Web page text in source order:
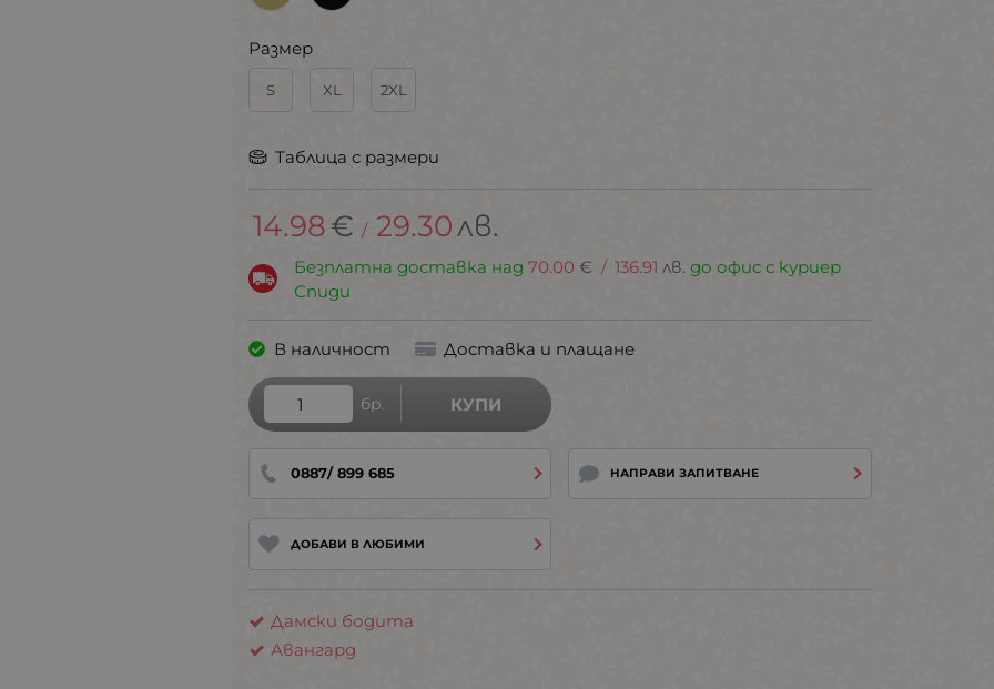
Размер
S XL 2XL
Таблица с размери
14.98€ / 29.30лв.
Безплатна доставка над70.00 € / 136.91 лв. до офис с куриер
Спиди
В наличност Доставка и плащане
бр. КУПИ
0887/ 899 685 НАПРАВИ ЗАПИТВАНЕ
ДОБАВИ В ЛЮБИМИ
Дамски бодита
Авангард